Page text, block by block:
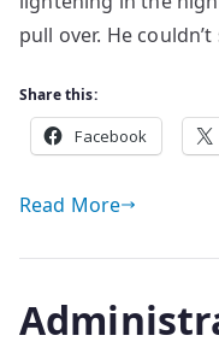
pull over. He
Share this:
Facebook
Read More